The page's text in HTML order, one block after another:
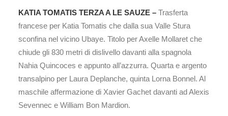
KATIA TOMATIS TERZA A LE SAUZE – Trasferta
francese per Katia Tomatis che dalla sua Valle Stura
sconfina nel vicino Ubaye. Titolo per Axelle Mollaret che
chiude gli 830 metri di dislivello davanti alla spagnola
Nahia Quincoces e appunto all’azzurra. Quarta e argento
transalpino per Laura Deplanche, quinta Lorna Bonnel. Al
maschile affermazione di Xavier Gachet davanti ad Alexis
Sevennec e William Bon Mardion.